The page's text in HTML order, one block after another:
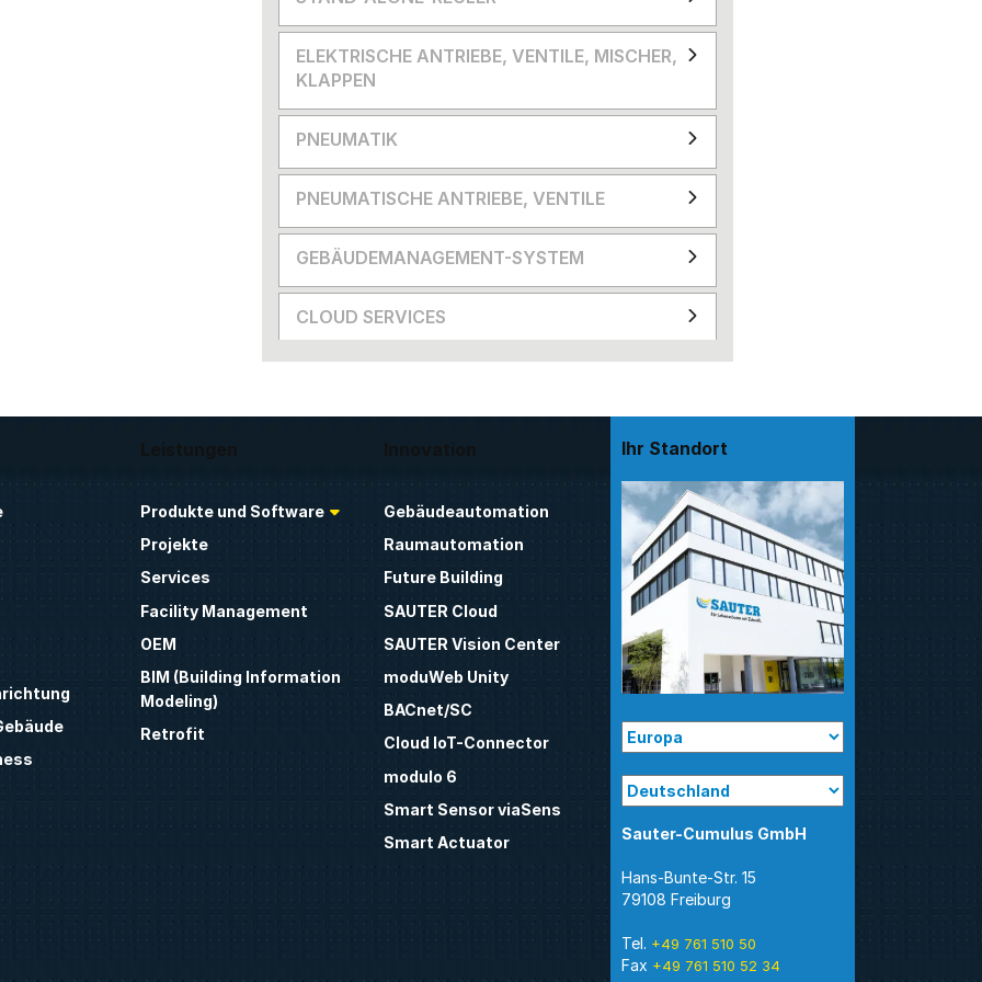
ELEKTRISCHE ANTRIEBE, VENTILE, MISCHER,
KLAPPEN
PNEUMATIK
PNEUMATISCHE ANTRIEBE, VENTILE
GEBÄUDEMANAGEMENT-SYSTEM
CLOUD SERVICES
Leistungen
Produkte und Software
Projekte
Services
Facility Management
OEM
BIM (Building Information
Modeling)
Retrofit
Innovation
Gebäudeautomation
Raumautomation
Future Building
SAUTER Cloud
SAUTER Vision Center
moduWeb Unity
BACnet/SC
Cloud IoT-Connector
modulo 6
Smart Sensor viaSens
Smart Actuator
Ihr Standort
Sauter-Cumulus GmbH
Hans-Bunte-Str. 15
79108 Freiburg
Tel. +49 761 510 50
Fax +49 761 510 52 34